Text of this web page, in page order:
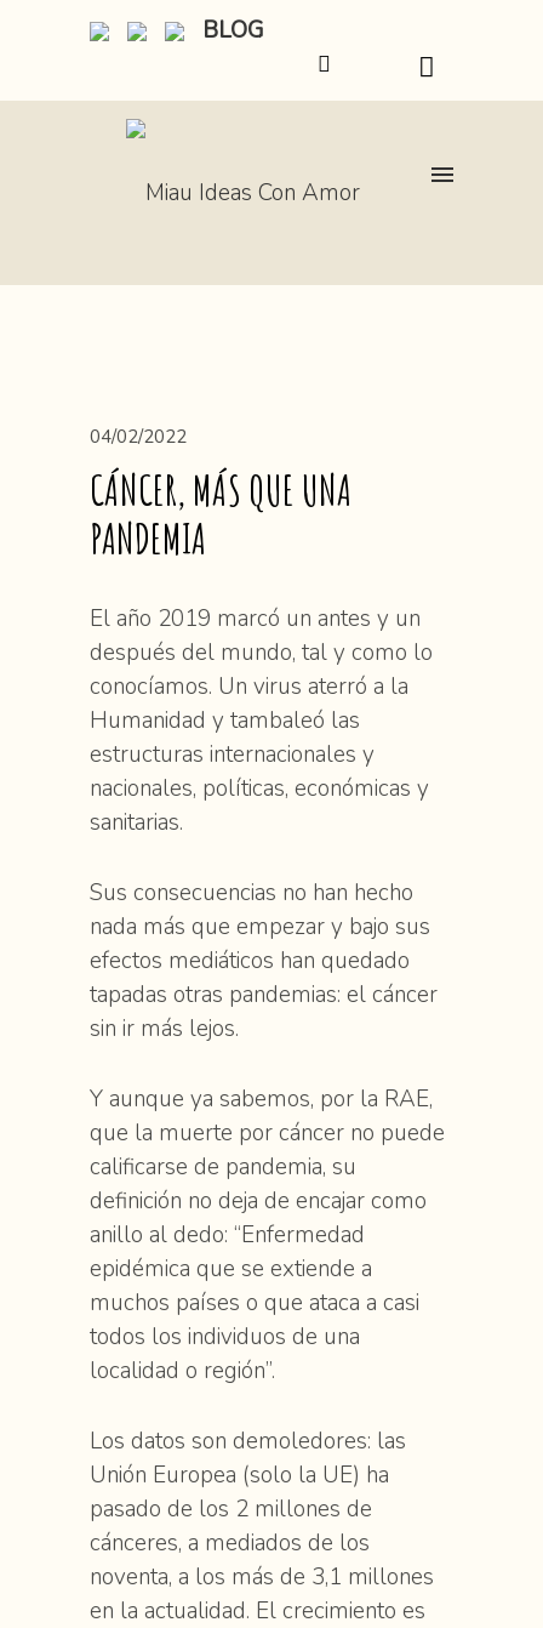
BLOG
04/02/2022
CÁNCER, MÁS QUE UNA
PANDEMIA
El año 2019 marcó un antes y un
después del mundo, tal y como lo
conocíamos. Un virus aterró a la
Humanidad y tambaleó las
estructuras internacionales y
nacionales, políticas, económicas y
sanitarias.
Sus consecuencias no han hecho
nada más que empezar y bajo sus
efectos mediáticos han quedado
tapadas otras pandemias: el cáncer
sin ir más lejos.
Y aunque ya sabemos, por la RAE,
que la muerte por cáncer no puede
calificarse de pandemia, su
definición no deja de encajar como
anillo al dedo: “Enfermedad
epidémica que se extiende a
muchos países o que ataca a casi
todos los individuos de una
localidad o región”.
Los datos son demoledores: las
Unión Europea (solo la UE) ha
pasado de los 2 millones de
cánceres, a mediados de los
noventa, a los más de 3,1 millones
en la actualidad. El crecimiento es